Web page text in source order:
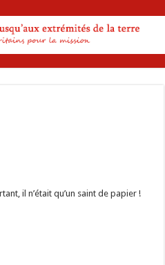
il n’était qu’un saint de papier !